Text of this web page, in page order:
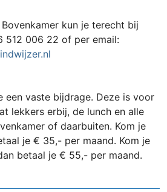
kun je terecht bij
512 006 22 of per email:
een vaste bijdrage. Deze is voor
lekkers erbij, de lunch en alle
of daarbuiten. Kom je
je € 35,- per maand. Kom je
betaal je € 55,- per maand.